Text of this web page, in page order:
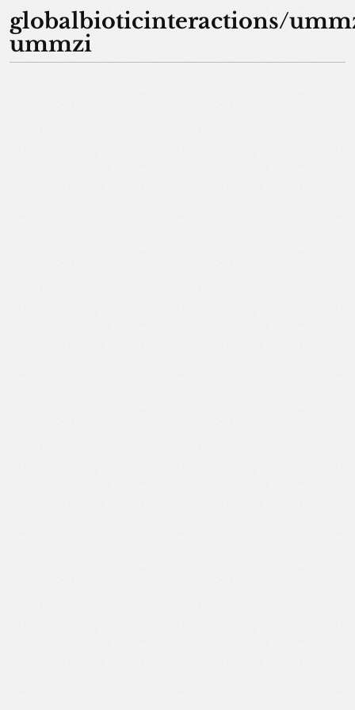
globalbioticinteractions/
ummzi